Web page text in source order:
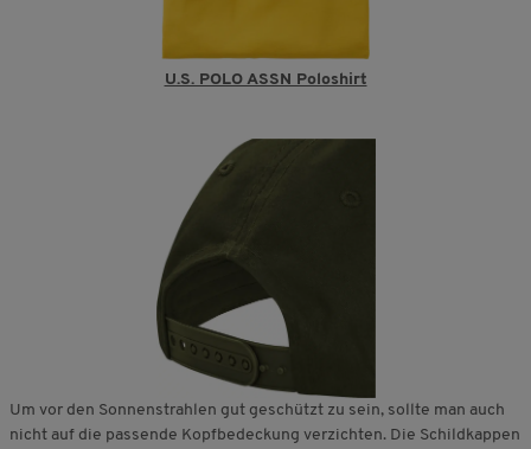
U.S. POLO ASSN Poloshirt
Um vor den Sonnenstrahlen gut geschützt zu sein, sollte man auch
nicht auf die passende Kopfbedeckung verzichten. Die Schildkappen